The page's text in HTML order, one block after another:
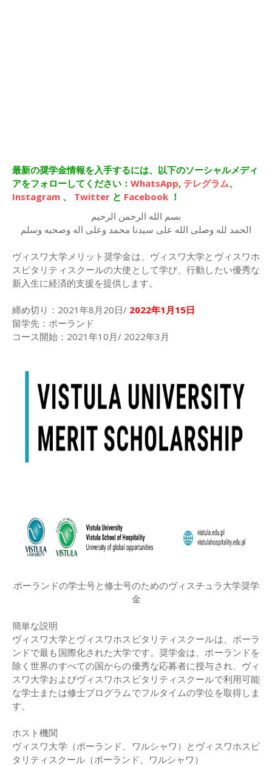
最新の奨学金情報を入手するには、以下のソーシャルメディ
アをフォローしてください： WhatsApp, テレグラム、
Instagram 、 Twitter と Facebook ！
بسم الله الرحمن الرحيم
الحمد لله وصلى الله على سيدنا محمد وعلى اله وصحبه وسلم
ヴィスワ大学メリット奨学金は、ヴィスワ大学とヴィスワホ
スピタリティスクールの大使として学び、行動したい優秀な
新入生に経済的支援を提供します。
締め切り：2021年8月20日/ 2022年1月15日
留学先：ポーランド
コース開始：2021年10月/ 2022年3月
ポーランドの学士号と修士号のためのヴィスチュラ大学奨学
金
簡単な説明
ヴィスワ大学とヴィスワホスピタリティスクールは、ポーラ
ンドで最も国際化された大学です。奨学金は、ポーランドを
除く世界のすべての国からの優秀な応募者に授与され、ヴィ
スワ大学およびヴィスワホスピタリティスクールで利用可能
な学士または修士プログラムでフルタイムの学位を取得しま
す。
ホスト機関
ヴィスワ大学（ポーランド、ワルシャワ）とヴィスワホスピ
タリティスクール（ポーランド、ワルシャワ）